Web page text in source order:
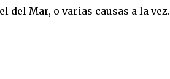
Mar, o varias causas a la vez.